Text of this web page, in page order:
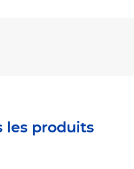
les produits